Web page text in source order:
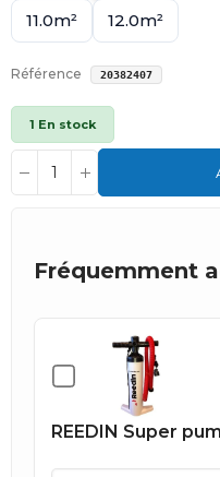
11.0m² 12.0m²
Référence 20382407
1 En stock
Fréquemment
REEDIN Super